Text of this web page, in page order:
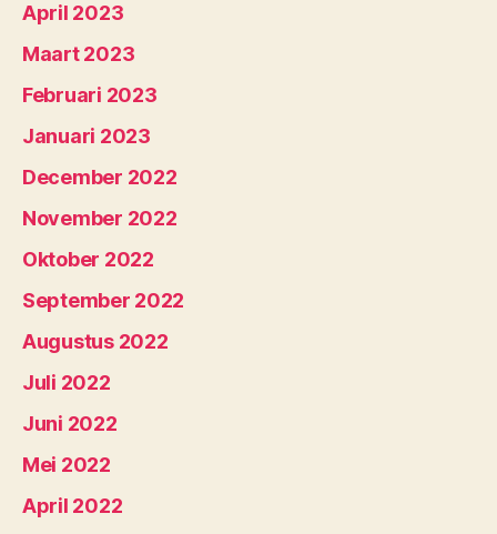
April 2023
Maart 2023
Februari 2023
Januari 2023
December 2022
November 2022
Oktober 2022
September 2022
Augustus 2022
Juli 2022
Juni 2022
Mei 2022
April 2022